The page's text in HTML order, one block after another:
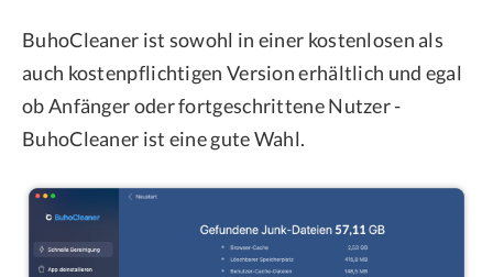
BuhoCleaner ist sowohl in einer kostenlosen als
auch kostenpflichtigen Version erhältlich und egal
ob Anfänger oder fortgeschrittene Nutzer -
BuhoCleaner ist eine gute Wahl.